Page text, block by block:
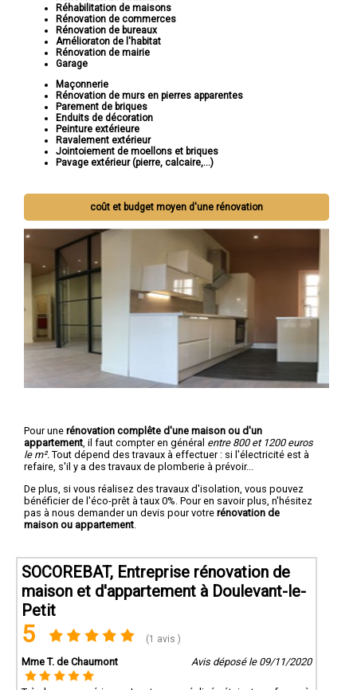
Réhabilitation de maisons
Rénovation de commerces
Rénovation de bureaux
Amélioraton de l'habitat
Rénovation de mairie
Garage
Maçonnerie
Rénovation de murs en pierres apparentes
Parement de briques
Enduits de décoration
Peinture extérieure
Ravalement extérieur
Jointoiement de moellons et briques
Pavage extérieur (pierre, calcaire,...)
coût et budget moyen d'une rénovation
Pour une rénovation complête d'une maison ou d'un
appartement , il faut compter en général entre 800 et 1200 euros
le m². Tout dépend des travaux à effectuer : si l'électricité est à
refaire, s'il y a des travaux de plomberie à prévoir...
De plus, si vous réalisez des travaux d'isolation, vous pouvez
bénéficier de l'éco-prêt à taux 0%. Pour en savoir plus, n'hésitez
pas à nous demander un devis pour votre rénovation de
maison ou appartement
SOCOREBAT, Entreprise rénovation de
maison et d'appartement à Doulevant-le-
Petit
5 (1 avis )
Mme T. de Chaumont Avis déposé le 09/11/2020